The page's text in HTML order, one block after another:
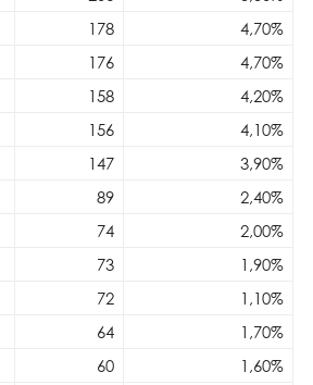
178
4,70%
176
4,70%
158
4,20%
156
4,10%
147
3,90%
89
2,40%
74
2,00%
73
1,90%
72
1,10%
64
1,70%
60
1,60%